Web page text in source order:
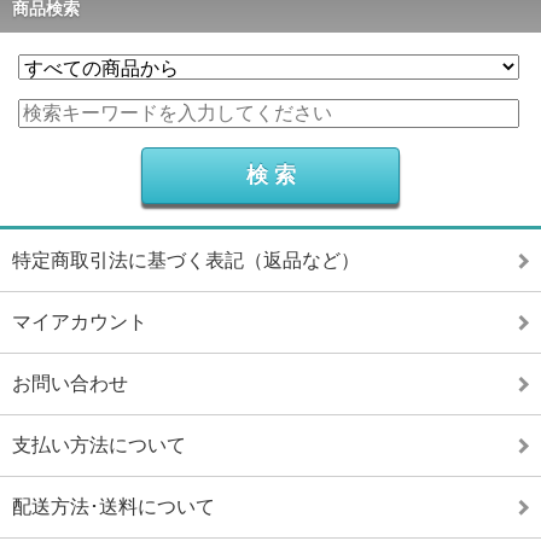
商品検索
特定商取引法に基づく表記（返品など）
マイアカウント
お問い合わせ
支払い方法について
配送方法･送料について